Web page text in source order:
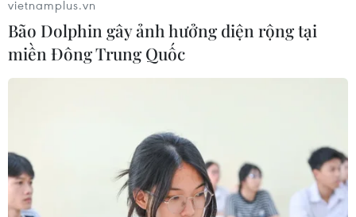
vietnamplus.vn
Bão Dolphin gây ảnh hưởng diện rộng tại
miền Đông Trung Quốc